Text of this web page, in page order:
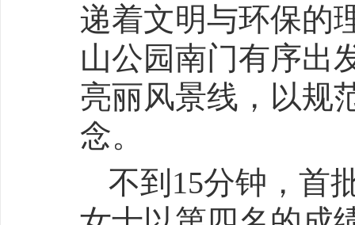
递着文明与环保的
山公园南门有序出
亮丽风景线，以规
念。
不到15分钟，首